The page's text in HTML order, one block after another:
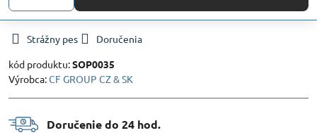
Strážny pes
Doručenia
kód produktu:SOP0035
Výrobca:CF GROUP CZ & SK
Doručenie do 24 hod​.